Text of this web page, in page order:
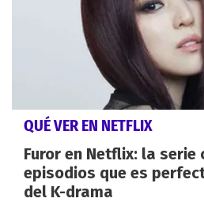
QUÉ VER EN NETFLIX
Furor en Netflix: la serie
episodios que es
del K-drama